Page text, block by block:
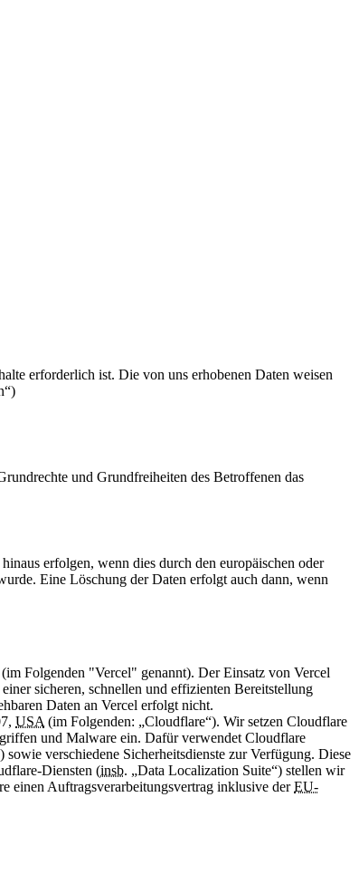
erforderlich ist. Die von uns erhobenen Daten weisen
und Grundfreiheiten des Betroffenen das
erfolgen, wenn dies durch den europäischen oder
Eine Löschung der Daten erfolgt auch dann, wenn
(im Folgenden "Vercel" genannt). Der Einsatz von Vercel
sicheren, schnellen und effizienten Bereitstellung
Daten an Vercel erfolgt nicht.
USA (im Folgenden: „Cloudflare“). Wir setzen Cloudflare
und Malware ein. Dafür verwendet Cloudflare
) sowie verschiedene Sicherheitsdienste zur Verfügung. Diese
Diensten (insb. „Data Localization Suite“) stellen wir
einen Auftragsverarbeitungsvertrag inklusive derEU-